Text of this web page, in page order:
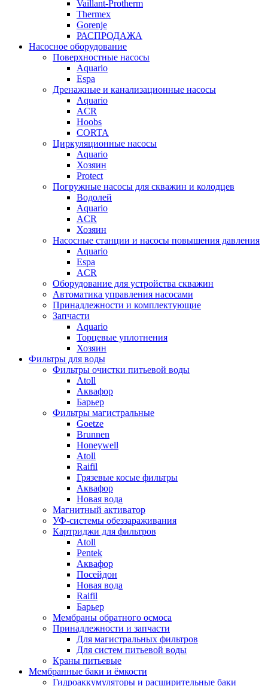
Vaillant-Protherm
Thermex
Gorenje
РАСПРОДАЖА
Насосное оборудование
Поверхностные насосы
Aquario
Espa
Дренажные и канализационные насосы
Aquario
ACR
Hoobs
CORTA
Циркуляционные насосы
Aquario
Хозяин
Protect
Погружные насосы для скважин и колодцев
Водолей
Aquario
ACR
Хозяин
Насосные станции и насосы повышения давления
Aquario
Espa
ACR
Оборудование для устройства скважин
Автоматика управления насосами
Принадлежности и комплектующие
Запчасти
Aquario
Торцевые уплотнения
Хозяин
Фильтры для воды
Фильтры очистки питьевой воды
Atoll
Аквафор
Барьер
Фильтры магистральные
Goetze
Brunnen
Honeywell
Atoll
Raifil
Грязевые косые фильтры
Аквафор
Новая вода
Магнитный активатор
УФ-системы обеззараживания
Картриджи для фильтров
Atoll
Pentek
Аквафор
Посейдон
Новая вода
Raifil
Барьер
Мембраны обратного осмоса
Принадлежности и запчасти
Для магистральных фильтров
Для систем питьевой воды
Краны питьевые
Мембранные баки и ёмкости
Гидроаккумуляторы и расширительные баки